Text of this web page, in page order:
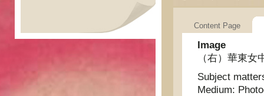
Content Page
Image
（右）華東
Subject
Medium: